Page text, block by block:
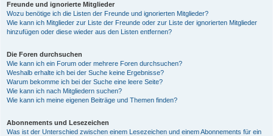
Freunde und ignorierte Mitglieder
Wozu benötige ich die Listen der Freunde und ignorierten Mitglieder?
Wie kann ich Mitglieder zur Liste der Freunde oder zur Liste der ignorierten Mitglieder
hinzufügen oder diese wieder aus den Listen entfernen?
Die Foren durchsuchen
Wie kann ich ein Forum oder mehrere Foren durchsuchen?
Weshalb erhalte ich bei der Suche keine Ergebnisse?
Warum bekomme ich bei der Suche eine leere Seite?
Wie kann ich nach Mitgliedern suchen?
Wie kann ich meine eigenen Beiträge und Themen finden?
Abonnements und Lesezeichen
Was ist der Unterschied zwischen einem Lesezeichen und einem Abonnements für ein